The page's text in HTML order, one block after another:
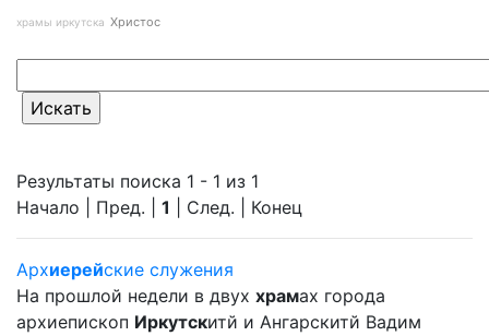
храмы иркутска Христос
Результаты поиска 1 - 1 из 1
Начало | Пред. | 1 | След. | Конец
Архиерейские служения
На прошлой недели в двух храмах города
архиепископ Иркутскитй и Ангарскитй Вадим